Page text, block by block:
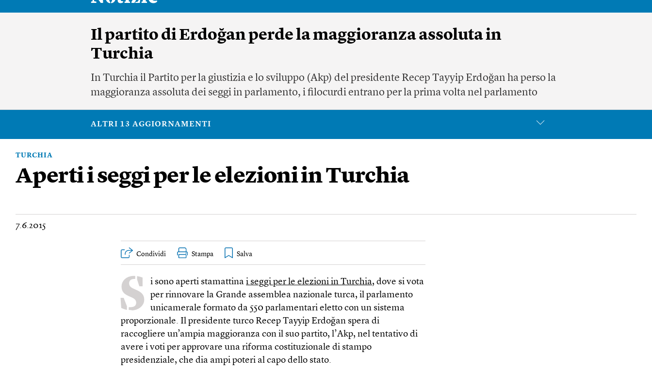
Il partito di Erdoğan perde la maggioranza assoluta in
Turchia
In Turchia il Partito per la giustizia e lo sviluppo (Akp) del presidente Recep Tayyip Erdoğan ha perso la
maggioranza assoluta dei seggi in parlamento, i filocurdi entrano per la prima volta nel parlamento
ALTRI 13 AGGIORNAMENTI
TURCHIA
Aperti i seggi per le elezioni in Turchia
7.6.2015
Condividi Stampa
S i sono aperti stamattinai seggi per le elezioni in Turchia, dove si vota
per rinnovare la Grande assemblea nazionale turca, il parlamento
unicamerale formato da 550 parlamentari eletto con un sistema
proporzionale. Il presidente turco Recep Tayyip Erdoğan spera di
raccogliere un’ampia maggioranza con il suo partito, l’Akp, nel tentativo di
avere i voti per approvare una riforma costituzionale di stampo
presidenziale, che dia ampi poteri al capo dello stato.